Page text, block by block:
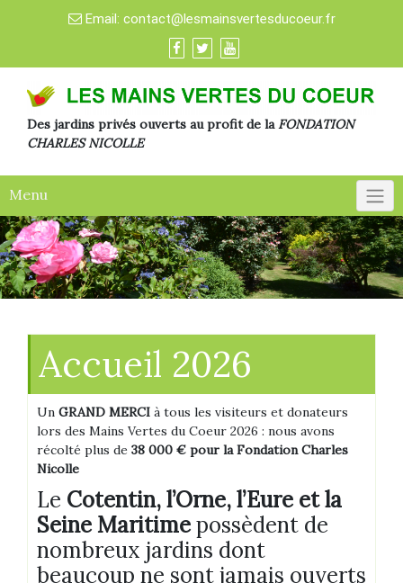
Email: contact@lesmainsvertesducoeur.fr
Des jardins privés ouverts au profitde laFONDATION
CHARLES NICOLLE
Menu
Accueil 2026
Un GRAND MERCI à tous les visiteurs et donateurs
lors des Mains Vertes du Coeur 2026 : nous avons
récolté plus de 38 000 € pour la Fondation Charles
Nicolle
Le Cotentin, l’Orne, l’Eure et la
Seine Maritimepossèdent de
nombreux jardins dont
beaucoup ne sont jamais ouverts